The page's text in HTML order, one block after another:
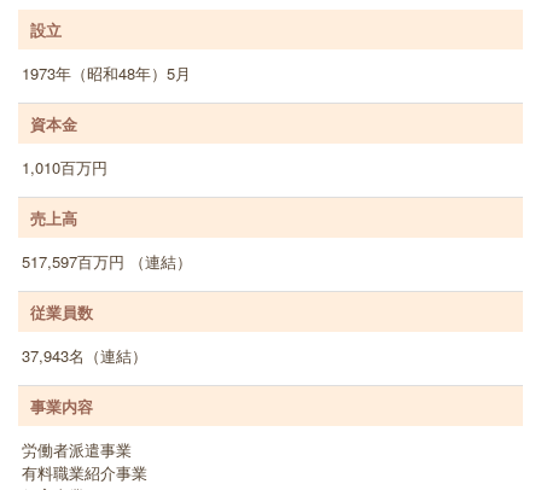
設立
1973年（昭和48年）5月
資本金
1,010百万円
売上高
517,597百万円 （連結）
従業員数
37,943名（連結）
事業内容
労働者派遣事業
有料職業紹介事業